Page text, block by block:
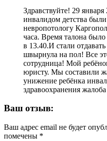
Здравствуйте! 29
инвалидом детства
невропотологу
часа. Время талона
в 13.40.И стали
швырнула на пол! Все
сотрудница! Мой
юристу. Мы составили
унижение ребёнка
здравоохранения
Ваш отзыв:
Ваш адрес email не будет
помечены *